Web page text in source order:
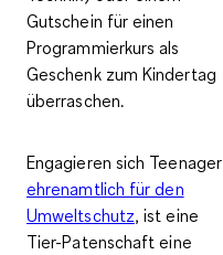
Gutschein für einen
Programmierkurs als
Geschenk zum Kindertag
überraschen.
Engagieren sich Teenager
ehrenamtlich für den
Umweltschutz, ist eine
Tier-Patenschaft eine